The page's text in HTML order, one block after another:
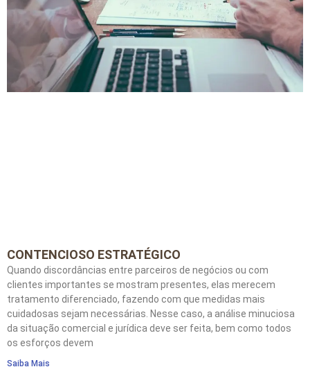
CONTENCIOSO ESTRATÉGICO
Quando discordâncias entre parceiros de negócios ou com
clientes importantes se mostram presentes, elas merecem
tratamento diferenciado, fazendo com que medidas mais
cuidadosas sejam necessárias. Nesse caso, a análise minuciosa
da situação comercial e jurídica deve ser feita, bem como todos
os esforços devem
Saiba Mais